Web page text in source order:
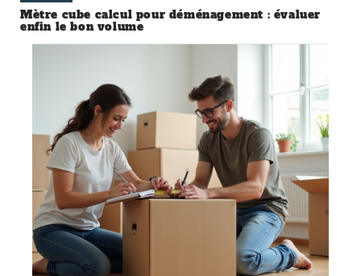
Mètre cube calcul pour déménagement : évaluer
enfin le bon volume